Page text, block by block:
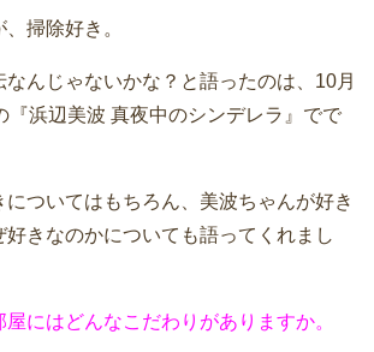
掃除好き。
んじゃないかな？と語ったのは、10月
『浜辺美波 真夜中のシンデレラ』でで
ついてはもちろん、美波ちゃんが好き
好きなのかについても語ってくれまし
にはどんなこだわりがありますか。